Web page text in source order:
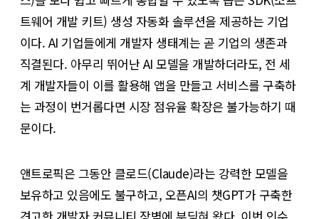
트웨어 개발 키트) 생성 자동화 솔루션을 제공하는 기업
이다. AI 기업들에게 개발자 생태계는 곧 기업의 생존과
직결된다. 아무리 뛰어난 AI 모델을 개발하더라도, 전 세
계 개발자들이 이를 활용해 앱을 만들고 서비스를 구축하
는 과정이 번거롭다면 시장 점유율 확장은 불가능하기 때
문이다.
앤트로픽은 그동안 클로드(Claude)라는 강력한 모델을
보유하고 있음에도 불구하고, 오픈AI의 챗GPT가 구축한